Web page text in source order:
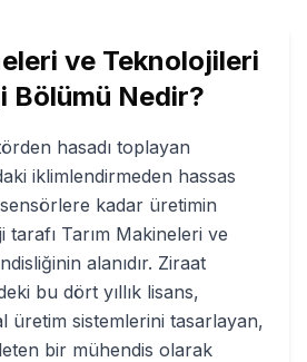
ve Teknolojileri
Bölümü Nedir?
hasadı toplayan
iklimlendirmeden hassas
kadar üretimin
tarafı Tarım Makineleri ve
alanıdır. Ziraat
bu dört yıllık lisans,
üretim sistemlerini tasarlayan,
bir mühendis olarak